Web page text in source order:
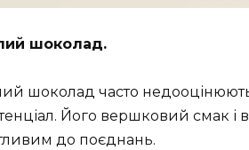
шоколад.
шоколад часто
Його вершковий смак і
до поєднань.